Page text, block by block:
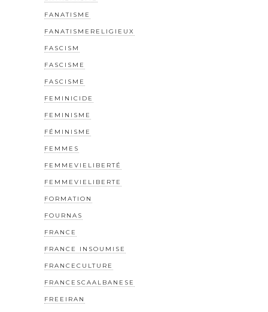
FANATISME
FANATISMERELIGIEUX
FASCISM
FASCISME
FASCISME
FEMINICIDE
FEMINISME
FÉMINISME
FEMMES
FEMMEVIELIBERTÉ
FEMMEVIELIBERTE
FORMATION
FOURNAS
FRANCE
FRANCE INSOUMISE
FRANCECULTURE
FRANCESCAALBANESE
FREEIRAN